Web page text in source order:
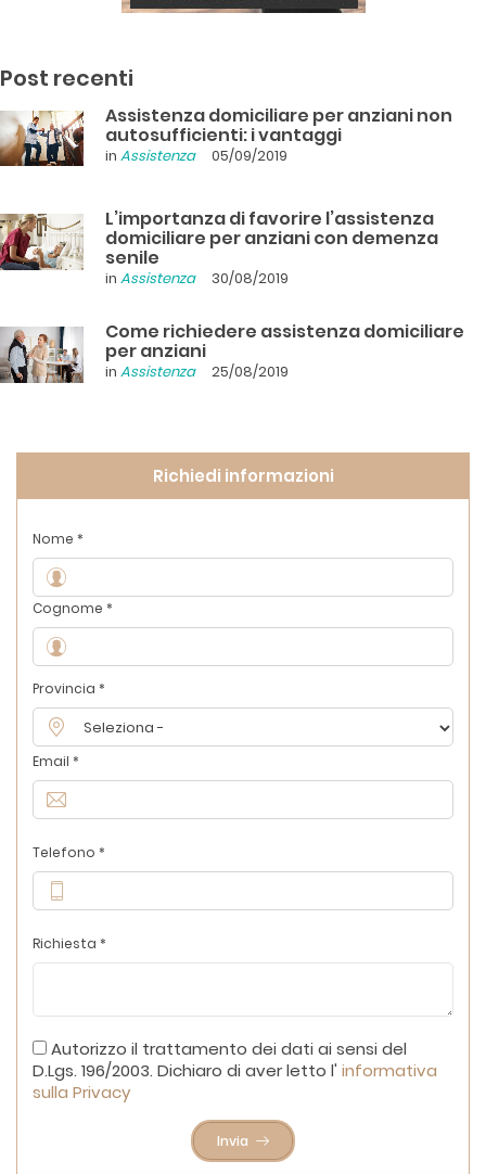
Post recenti
Assistenza domiciliare per anziani non
autosufficienti: i vantaggi
in Assistenza 05/09/2019
L’importanza di favorire l’assistenza
domiciliare per anziani con demenza
senile
in Assistenza 30/08/2019
Come richiedere assistenza domiciliare
per anziani
in Assistenza 25/08/2019
Richiedi informazioni
Nome *
Cognome *
Provincia *
Email *
Telefono *
Richiesta *
Autorizzo il trattamento dei dati ai sensi del
D.Lgs. 196/2003. Dichiaro di aver letto l' informativa
sulla Privacy
Invia